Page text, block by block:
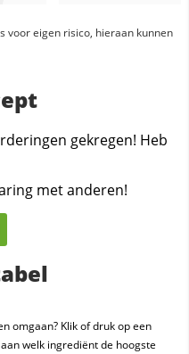
voor eigen risico, hieraan kunnen
gekregen! Heb
met anderen!
omgaan? Klik of druk op een
welk ingrediënt de hoogste